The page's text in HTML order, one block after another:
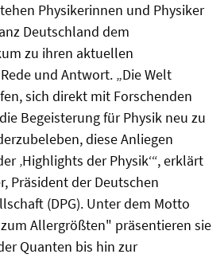
Physikerinnen und Physiker
Deutschland dem
zu ihren aktuellen
und Antwort. „Die Welt
sich direkt mit Forschenden
Begeisterung für Physik neu zu
diese Anliegen
‚Highlights der Physik‘“, erklärt
Präsident der Deutschen
(DPG). Unter dem Motto
Allergrößten" präsentieren sie
Quanten bis hin zur